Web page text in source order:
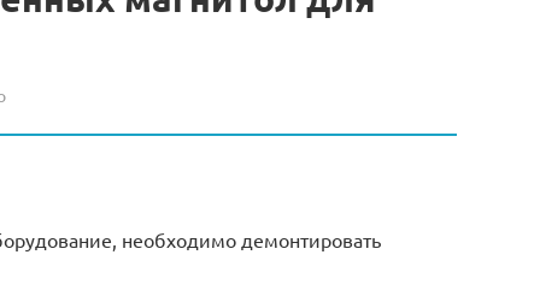
необходимо демонтировать